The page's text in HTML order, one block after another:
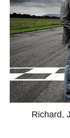
Richard,